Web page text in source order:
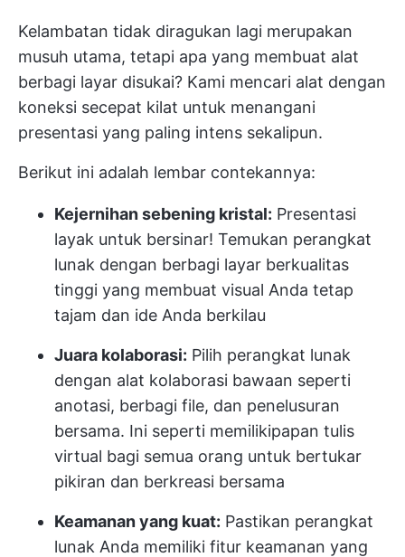
Kelambatan tidak diragukan lagi merupakan
musuh utama, tetapi apa yang membuat alat
berbagi layar disukai? Kami mencari alat dengan
koneksi secepat kilat untuk menangani
presentasi yang paling intens sekalipun.
Berikut ini adalah lembar contekannya:
Kejernihan sebening kristal: Presentasi
layak untuk bersinar! Temukan perangkat
lunak dengan berbagi layar berkualitas
tinggi yang membuat visual Anda tetap
tajam dan ide Anda berkilau
Juara kolaborasi: Pilih perangkat lunak
dengan alat kolaborasi bawaan seperti
anotasi, berbagi file, dan penelusuran
bersama. Ini seperti memilikipapan tulis
virtual bagi semua orang untuk bertukar
pikiran dan berkreasi bersama
Keamanan yang kuat: Pastikan perangkat
lunak Anda memiliki fitur keamanan yang